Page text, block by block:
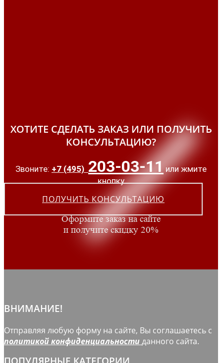
ХОТИТЕ СДЕЛАТЬ ЗАКАЗ ИЛИ ПОЛУЧИТЬ
КОНСУЛЬТАЦИЮ?
Звоните: +7 (495) 203-03-11 или жмите
кнопку
ПОЛУЧИТЬ КОНСУЛЬТАЦИЮ
Оформите заказ на сайте
и получите скидку 20%
ВНИМАНИЕ!
Отправляя любую форму на сайте, Вы соглашаетесь с
политикой конфиденциальностиданного сайта.